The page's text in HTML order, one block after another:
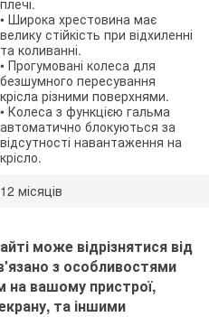
• Широка хрестовина має
велику стійкість при відхиленні
та коливанні.
• Прогумовані колеса для
безшумного пересування
крісла різними поверхнями.
• Колеса з функцією гальма
автоматично блокуються за
відсутності навантаження на
крісло.
12 місяців
може відрізнятися від
з особливостями
на вашому пристрої,
та іншими